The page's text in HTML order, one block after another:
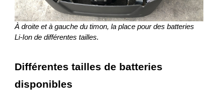
À droite et à gauche du timon, la place pour des batteries
Li-Ion de différentes tailles.
Différentes tailles de batteries
disponibles